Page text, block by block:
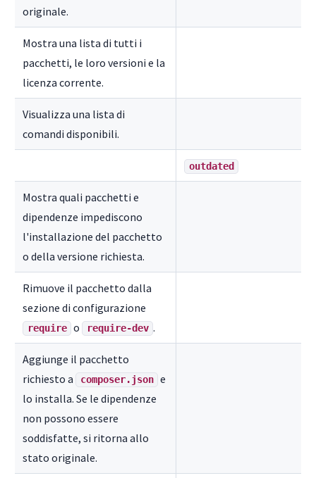
originale.
Mostra una lista di tutti i
pacchetti, le loro versioni e la
licenza corrente.
Visualizza una lista di
comandi disponibili.
outdated
Mostra quali pacchetti e
dipendenze impediscono
l'installazione del pacchetto
o della versione richiesta.
Rimuove il pacchetto dalla
sezione di configurazione
require o require-dev .
Aggiunge il pacchetto
richiesto a
composer.json e
lo installa. Se le dipendenze
non possono essere
soddisfatte, si ritorna allo
stato originale.